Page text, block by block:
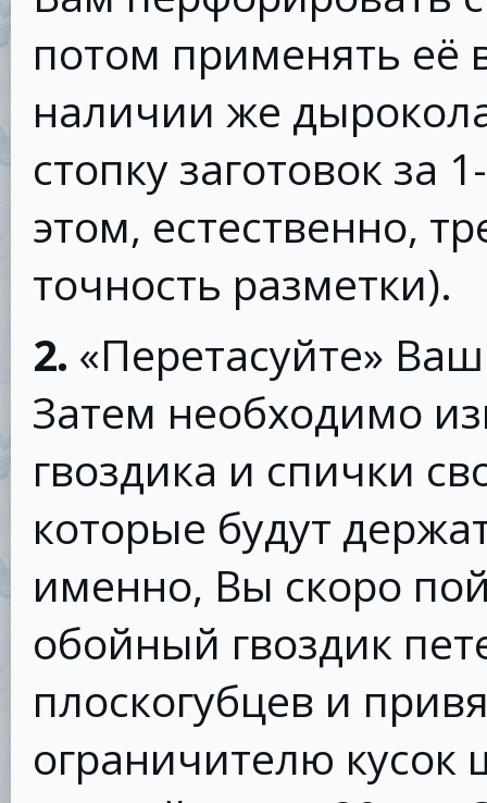
потом применять её
наличии же
стопку заготовок за
этом, естественно,
точность разметки).
2. «Перетасуйте»
Затем необходимо
гвоздика и спички
которые будут
именно, Вы скоро
обойный гвоздик
плоскогубцев и
ограничителю кусок